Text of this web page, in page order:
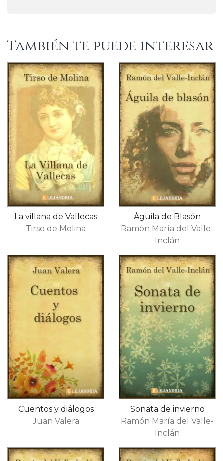
También te puede interesar
La villana de Vallecas
Tirso de Molina
Águila de Blasón
Ramón María del Valle-
Inclán
Cuentos y diálogos
Juan Valera
Sonata de invierno
Ramón María del Valle-
Inclán